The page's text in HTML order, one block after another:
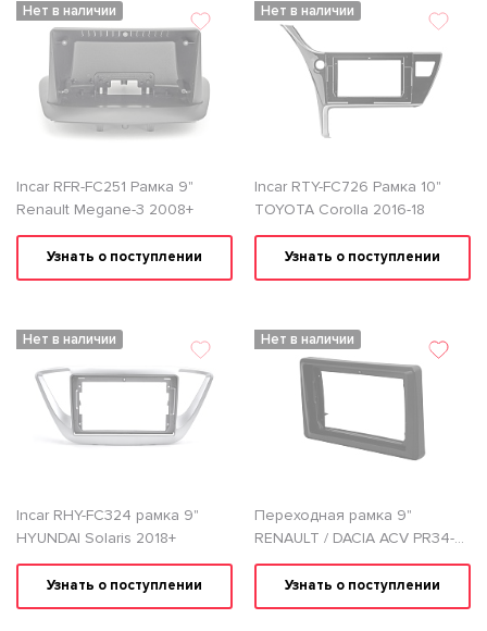
Нет в наличии
Incar RFR-FC251 Рамка 9"
Renault Megane-3 2008+
Узнать о поступлении
Нет в наличии
Incar RTY-FC726 Рамка 10"
TOYOTA Corolla 2016-18
Узнать о поступлении
Нет в наличии
Incar RHY-FC324 рамка 9"
HYUNDAI Solaris 2018+
Узнать о поступлении
Нет в наличии
Переходная рамка 9"
RENAULT / DACIA ACV PR34-
1126
Узнать о поступлении